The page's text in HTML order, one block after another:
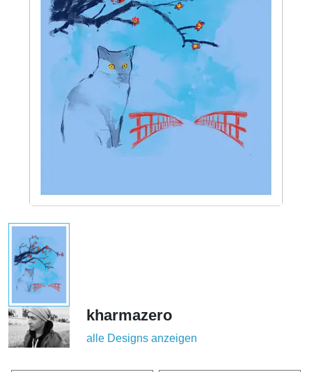
kharmazero
alle Designs anzeigen